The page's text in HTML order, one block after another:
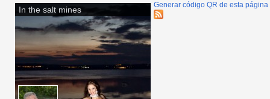
In the salt mines Generar código QR de esta página